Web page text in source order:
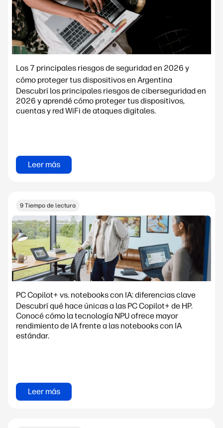
Los 7 principales riesgos de seguridad en 2026 y
cómo proteger tus dispositivos en Argentina
Descubrí los principales riesgos de ciberseguridad en
2026 y aprendé cómo proteger tus dispositivos,
cuentas y red WiFi de ataques digitales.
Leer más
9 Tiempo de lectura
PC Copilot+ vs. notebooks con IA: diferencias clave
Descubrí qué hace únicas a las PC Copilot+ de HP.
Conocé cómo la tecnología NPU ofrece mayor
rendimiento de IA frente a las notebooks con IA
estándar.
Leer más